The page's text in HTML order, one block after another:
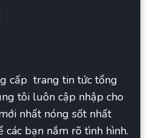
cấp trang tin tức tổng
tôi luôn cập nhập cho
nhất nóng sốt nhất
các bạn nắm rõ tình hình.